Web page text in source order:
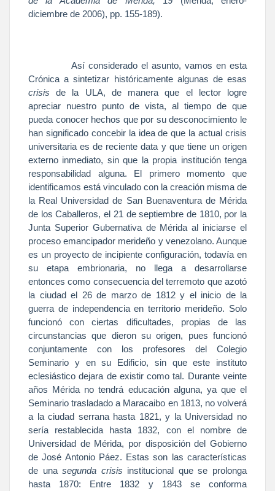
diciembre de 2006), pp. 155-189).
Así considerado el asunto, vamos en esta
Crónica a sintetizar históricamente algunas de esas
crisis de la ULA, de manera que el lector logre
apreciar nuestro punto de vista, al tiempo de que
pueda conocer hechos que por su desconocimiento le
han significado concebir la idea de que la actual crisis
universitaria es de reciente data y que tiene un origen
externo inmediato, sin que la propia institución tenga
responsabilidad alguna. El primero momento que
identificamos está vinculado con la creación misma de
la Real
Universidad de San Buenaventura de Mérida
de los Caballeros, el 21 de septiembre de 1810, por la
Junta SuperiorGubernativa de Mérida al iniciarse el
proceso emancipador merideño y venezolano. Aunque
es un proyecto de incipiente configuración, todavía en
su etapa embrionaria, no llega a desarrollarse
entonces como consecuencia del terremoto que azotó
la ciudad el 26 de marzo de 1812 y el inicio de la
guerra de independencia en territorio merideño. Solo
funcionó con ciertas dificultades, propias de las
circunstancias que dieron su origen, pues funcionó
conjuntamente con los profesores del Colegio
Seminario y en su Edificio, sin que este instituto
eclesiástico dejara de existir como tal. Durante veinte
años Mérida no tendrá educación alguna, ya que el
Seminario trasladado a Maracaibo en 1813, no volverá
a la ciudad serrana hasta 1821, y
la Universidad
no
sería restablecida hasta 1832, con el nombre de
Universidad de Mérida, por disposición del Gobierno
de José Antonio Páez. Estas son las características
de unasegunda crisis institucional que se prolonga
hasta 1870: Entre 1832 y 1843 se conforma